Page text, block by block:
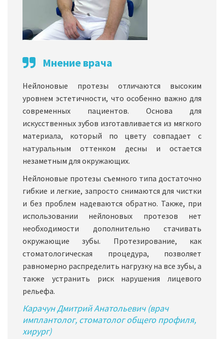
Мнение врача
Нейлоновые протезы отличаются высоким
уровнем эстетичности, что особенно важно для
современных пациентов. Основа для
искусственных зубов изготавливается из мягкого
материала, который по цвету совпадает с
натуральным оттенком десны и остается
незаметным для окружающих.
Нейлоновые протезы съемного типа достаточно
гибкие и легкие, запросто снимаются для чистки
и без проблем надеваются обратно. Также, при
использовании нейлоновых протезов нет
необходимости дополнительно стачивать
окружающие зубы. Протезирование, как
стоматологическая процедура, позволяет
равномерно распределить нагрузку на все зубы, а
также устранить риск нарушения лицевого
рельефа.
Карачун Дмитрий Анатольевич (врач
имплантолог, стоматолог общего профиля,
хирург)